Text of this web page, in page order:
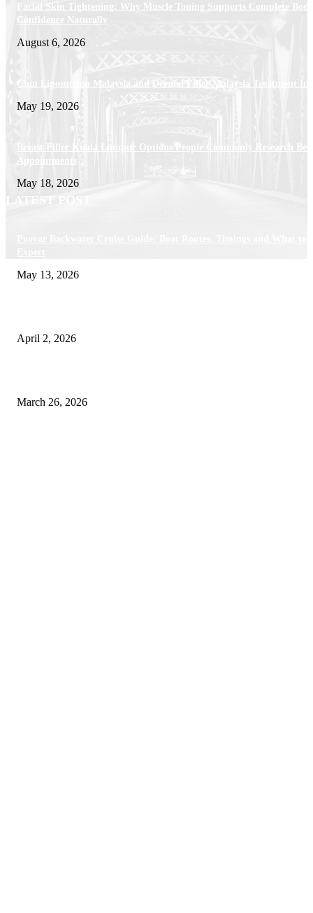
Facial Skin Tightening: Why Muscle Toning Supports Complete Body
Confidence Naturally
August 6, 2026
Chin Liposuction Malaysia and Dermal Filler Malaysia Treatment
May 19, 2026
Breast Filler Kuala Lumpur Options People Commonly Research
Appointments
May 18, 2026
LATEST POST
May 13, 2026
April 2, 2026
March 26, 2026